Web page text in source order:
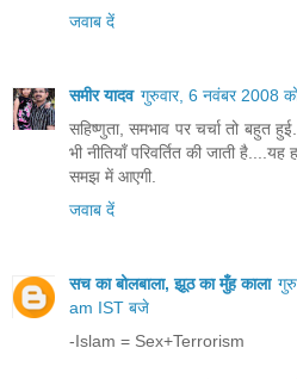
जवाब दें
समीर यादव गुरुवार, 6 नवंबर 2008
सहिष्णुता, समभाव पर चर्चा तो बहुत
भी नीतियाँ परिवर्तित की जाती
समझ में आएगी.
जवाब दें
सच का बोलबाला, झूठ का मुँह काला
am IST बजे
-Islam = Sex+Terrorism